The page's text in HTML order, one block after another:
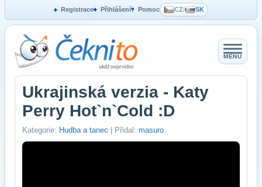
Registrace Přihlášení Pomoc CZ/ SK
MENU
Ukrajinská verzia - Katy
Perry Hot`n`Cold :D
Kategorie: Hudba a tanec | Přidal: masuro